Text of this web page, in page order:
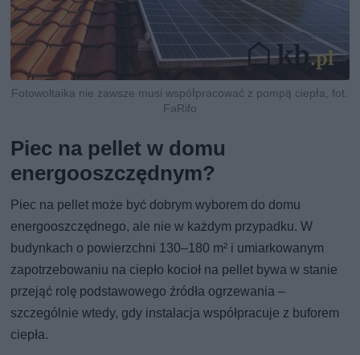
Fotowoltaika nie zawsze musi współpracować z pompą ciepła, fot.
FaRifo
Piec na pellet w domu
energooszczędnym?
Piec na pellet może być dobrym wyborem do domu
energooszczędnego, ale nie w każdym przypadku. W
budynkach o powierzchni 130–180 m² i umiarkowanym
zapotrzebowaniu na ciepło kocioł na pellet bywa w stanie
przejąć rolę podstawowego źródła ogrzewania –
szczególnie wtedy, gdy instalacja współpracuje z buforem
ciepła.